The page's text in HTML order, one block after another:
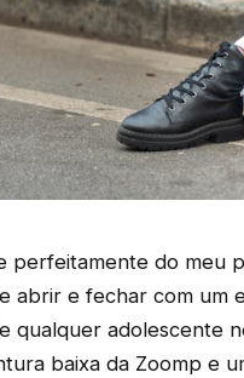
perfeitamente do meu
abrir e fechar com um
qualquer adolescente
baixa da Zoomp e